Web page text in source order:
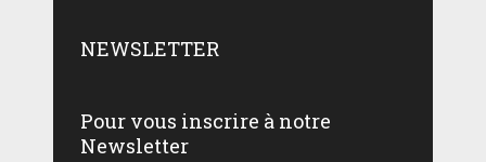
NEWSLETTER
Pour vous inscrire à notre
Newsletter